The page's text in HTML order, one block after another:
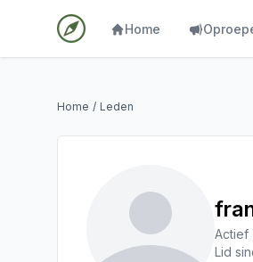
Home
Home / Leden
Actief
Lid